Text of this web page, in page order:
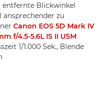
entfernte Blickwinkel
zu
Canon EOS 5D Mark IV
f/4.5-5.6L IS II USM
1/1.000 Sek., Blende